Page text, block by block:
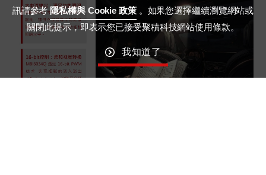
訊請參考 隱私權與 Cookie 政策 。如果您選擇繼續瀏覽網站或
關閉此提示，即表示您已接受聚積科技網站使用條款。
我知道了